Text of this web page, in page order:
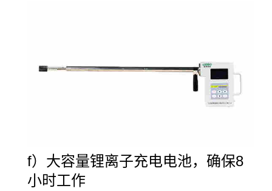
f） 大容量锂离子充电电池，确保8
小时工作